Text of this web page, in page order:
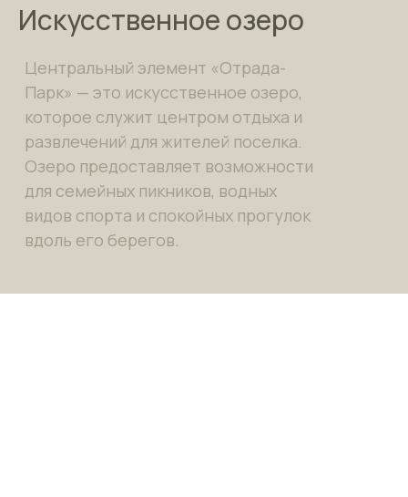
Искусственное озеро
Центральный элемент «Отрада-
Парк» — это искусственное озеро,
которое служит центром отдыха и
развлечений для жителей поселка.
Озеро предоставляет возможности
для семейных пикников, водных
видов спорта и спокойных прогулок
вдоль его берегов.